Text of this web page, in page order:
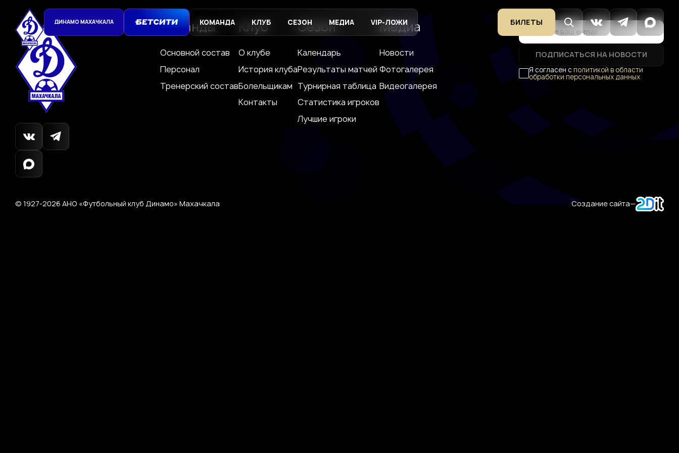
ДИНАМО МАХАЧКАЛА КОМАНДА КЛУБ СЕЗОН МЕДИА VIP-ЛОЖИ БИЛЕТЫ
Команды
Основной состав
Персонал
Тренерский состав
Клуб
О клубе
История клуба
Болельщикам
Контакты
Сезон
Календарь
Результаты матчей
Турнирная таблица
Статистика игроков
Лучшие игроки
Медиа
Новости
Фотогалерея
Видеогалерея
ПОДПИСАТЬСЯ НА НОВОСТИ
Я согласен сполитикой в области
обработки персональных данных
© 1927-2026 АНО «Футбольный клуб Динамо» Махачкала Создание сайта—